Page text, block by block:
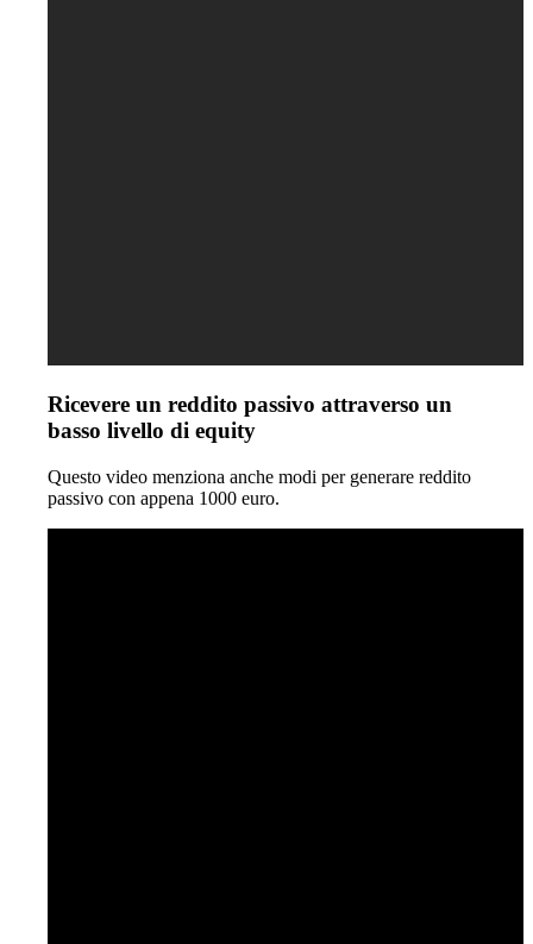
Ricevere un reddito passivo attraverso un
basso livello di equity
Questo video menziona anche modi per generare reddito
passivo con appena 1000 euro.